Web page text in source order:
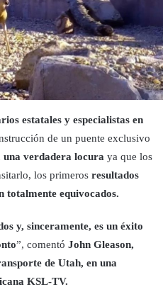
estatales y especialistas en
de un puente exclusivo
una verdadera locura ya que los
los primeros resultados
totalmente equivocados.
y, sinceramente, es un éxito
”, comentó John Gleason,
de Utah, en una
KSL-TV.